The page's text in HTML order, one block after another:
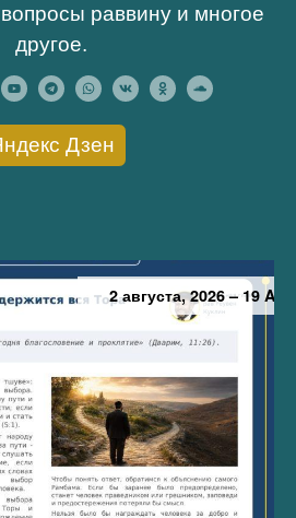
раввину и многое
другое.
Дзен